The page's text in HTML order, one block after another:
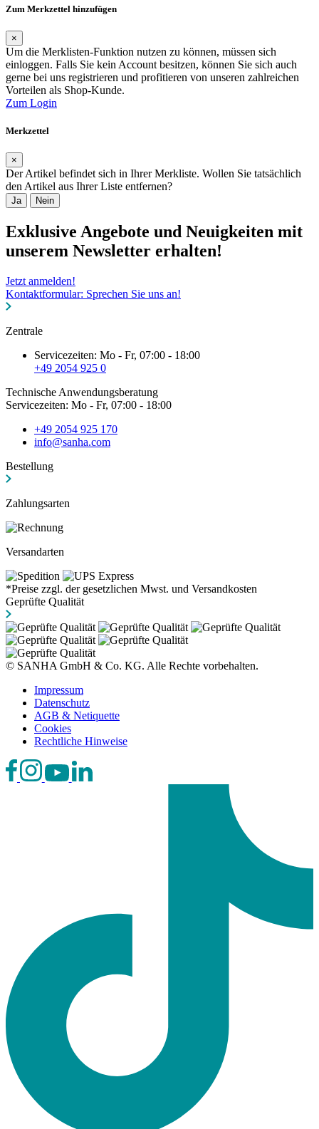
Zum Merkzettel hinzufügen
×
Um die Merklisten-Funktion nutzen zu können, müssen sich
einloggen. Falls Sie kein Account besitzen, können Sie sich auch
gerne bei uns registrieren und profitieren von unseren zahlreichen
Vorteilen als Shop-Kunde.
Zum Login
Merkzettel
×
Der Artikel befindet sich in Ihrer Merkliste. Wollen Sie tatsächlich
den Artikel aus Ihrer Liste entfernen?
Ja Nein
Exklusive Angebote und Neuigkeiten mit
unserem Newsletter erhalten!
Jetzt anmelden!
Kontaktformular: Sprechen Sie uns an!
Zentrale
Servicezeiten: Mo - Fr, 07:00 - 18:00
+49 2054 925 0
Technische Anwendungsberatung
Servicezeiten: Mo - Fr, 07:00 - 18:00
+49 2054 925 170
info@sanha.com
Bestellung
Zahlungsarten
Versandarten
*Preise zzgl. der gesetzlichen Mwst. und Versandkosten
Geprüfte Qualität
© SANHA GmbH & Co. KG. Alle Rechte vorbehalten.
Impressum
Datenschutz
AGB & Netiquette
Cookies
Rechtliche Hinweise